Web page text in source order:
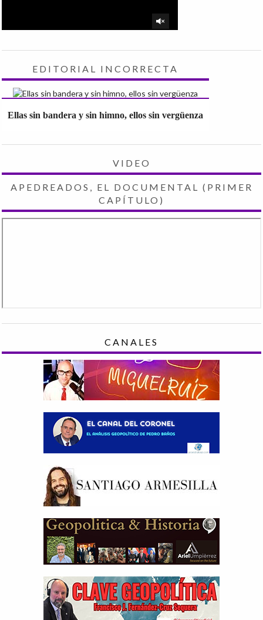
EDITORIAL INCORRECTA
Ellas sin bandera y sin himno, ellos sin vergüenza
VIDEO
APEDREADOS, EL DOCUMENTAL (PRIMER
CAPÍTULO)
CANALES